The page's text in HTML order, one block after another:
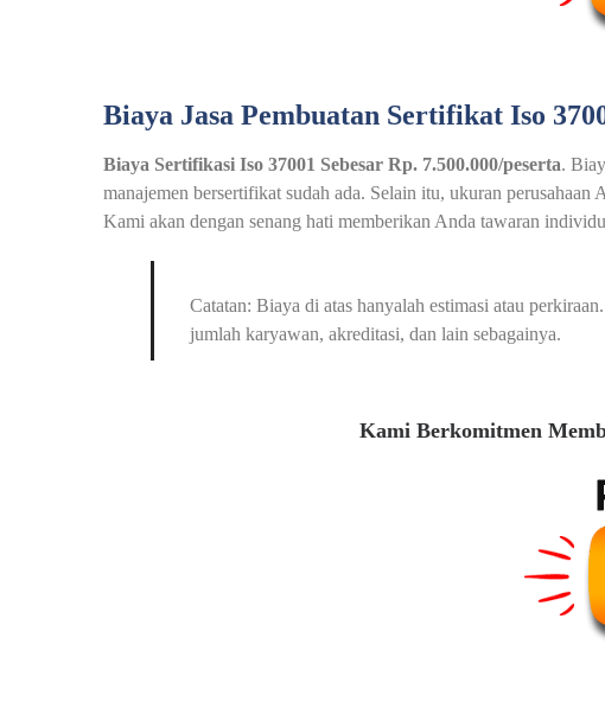
Biaya Jasa Pembuatan Sertifikat Iso
Biaya Sertifikasi Iso 37001 Sebesar Rp. 7.500.000/peserta.
manajemen bersertifikat sudah ada. Selain itu, ukuran
Kami akan dengan senang hati memberikan Anda tawaran
Catatan: Biaya di atas hanyalah estimasi atau
jumlah karyawan, akreditasi, dan lain sebagainya.
Kami Berkomitmen